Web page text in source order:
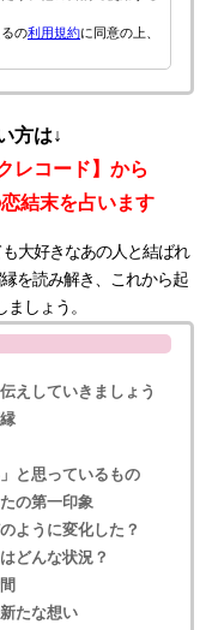
の利用規約に同意の上、
方は↓
レコード】から
結末を占います
大好きなあの人と結ばれ
を読み解き、これから起
しょう。
えしていきましょう
と思っているもの
の第一印象
ように変化した？
どんな状況？
たな想い